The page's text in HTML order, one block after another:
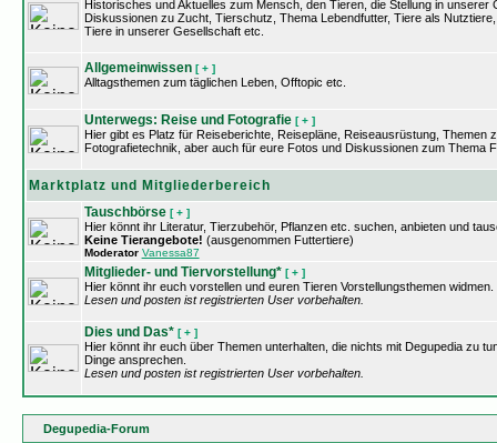
Historisches und Aktuelles zum Mensch, den Tieren, die Stellung in unserer
Diskussionen zu Zucht, Tierschutz, Thema Lebendfutter, Tiere als
Tiere in unserer Gesellschaft etc.
Allgemeinwissen [ + ]
Alltagsthemen zum täglichen Leben, Offtopic etc.
Unterwegs: Reise und Fotografie [ + ]
Hier gibt es Platz für Reiseberichte, Reisepläne, Reiseausrüstung, Themen
Fotografietechnik, aber auch für eure Fotos und Diskussionen zum Thema
Marktplatz und Mitgliederbereich
Tauschbörse [ + ]
Hier könnt ihr Literatur, Tierzubehör, Pflanzen etc. suchen, anbieten und
Keine Tierangebote! (ausgenommen Futtertiere)
Moderator Vanessa87
Mitglieder- und Tiervorstellung* [ + ]
Hier könnt ihr euch vorstellen und euren Tieren Vorstellungsthemen widmen.
Lesen und posten ist registrierten User vorbehalten.
Dies und Das* [ + ]
Hier könnt ihr euch über Themen unterhalten, die nichts mit Degupedia zu
Dinge ansprechen.
Lesen und posten ist registrierten User vorbehalten.
Degupedia-Forum